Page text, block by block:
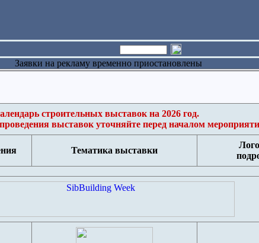
Заявки на рекламу временно приостановлены
строительных выставок на 2026 год.
выставок уточняйте перед началом
Тематика выставки